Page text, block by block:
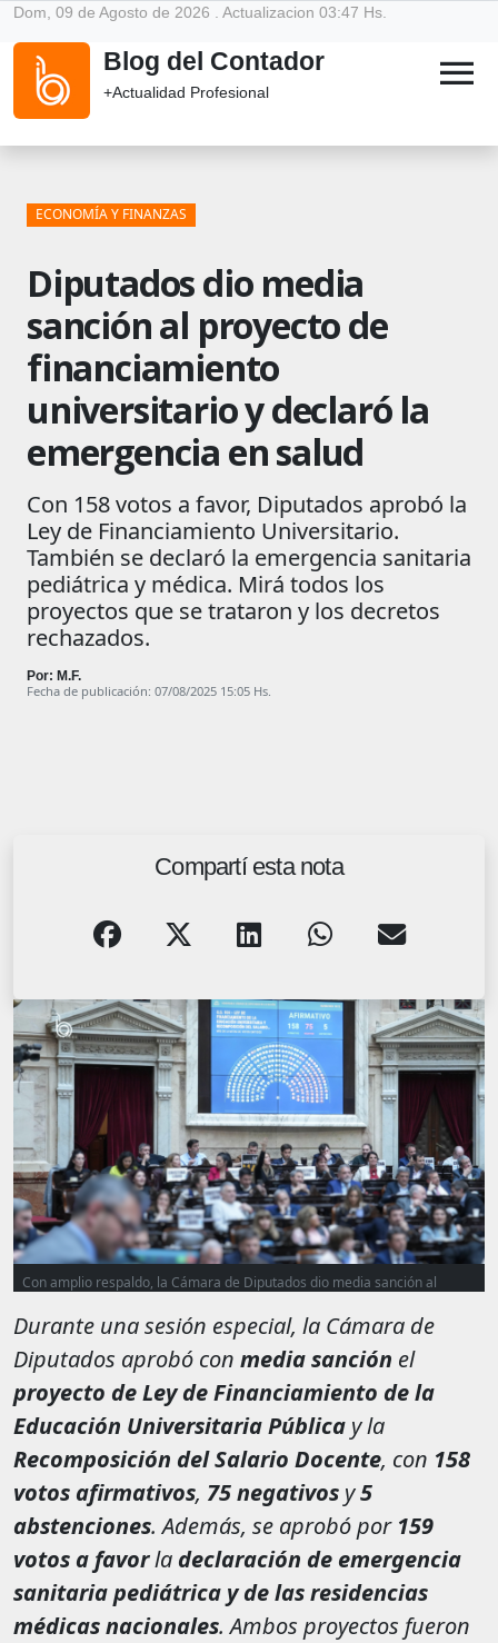
Dom, 09 de Agosto de 2026 . Actualizacion 03:47 Hs.
Blog del Contador
+Actualidad Profesional menu
ECONOMÍA Y FINANZAS
Diputados dio media
sanción al proyecto de
financiamiento
universitario y declaró la
emergencia en salud
Con 158 votos a favor, Diputados aprobó la
Ley de Financiamiento Universitario.
También se declaró la emergencia sanitaria
pediátrica y médica. Mirá todos los
proyectos que se trataron y los decretos
rechazados.
Por: M.F.
Fecha de publicación: 07/08/2025 15:05 Hs.
Compartí esta nota
Con amplio respaldo, la Cámara de Diputados dio media sanción al
También se declaró la emergencia pediátrica y de las residencias
médicas. Los proyectos pasan ahora al Senado.
Durante una sesión especial, la Cámara de
Diputados aprobó con media sanción el
proyecto de Ley de Financiamiento de la
Educación Universitaria Pública y la
Recomposición del Salario Docente, con 158
votos afirmativos, 75 negativos y5
abstenciones. Además, se aprobó por 159
votos a favorla declaración de emergencia
sanitaria pediátrica y de las residencias
médicas nacionales. Ambos proyectos fueron